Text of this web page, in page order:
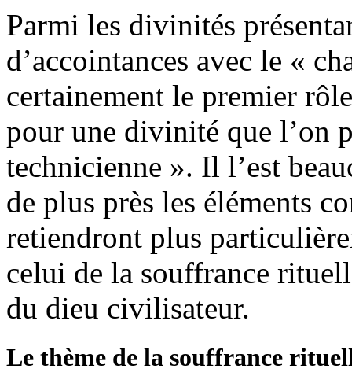
Parmi les divinités
d’accointances avec le «
certainement le premier
pour une divinité que l’on
technicienne ». Il l’est
de plus près les éléments
retiendront plus
celui de la souffrance
du dieu civilisateur.
Le thème de la souffrance